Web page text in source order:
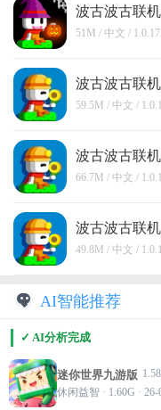
波古波古联
汉化版
51M / 中文 /
波古波古联
mod版
59.5M / 中文 /
波古波古联
中文版
66.7M / 中文 /
波古波古联
中文版
49.8M / 中文 /
AI智能推荐
✓ AI分析完成
迷你世界九游版
休闲益智 · 1.60G · 26-